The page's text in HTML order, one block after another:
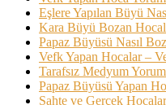
Eşlere Yapılan Büyü
Kara Büyü Bozan
Papaz Büyüsü Nasıl
Vefk Yapan Hocalar –
Tarafsız Medyum
Papaz Büyüsü Yapan
Sahte ve Gerçek